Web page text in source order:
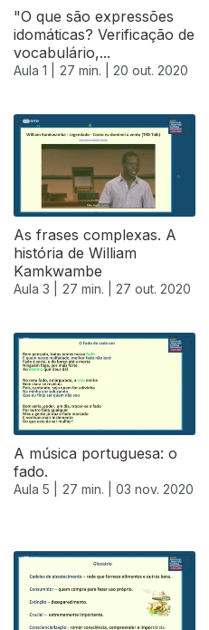
"O que são expressões
idomáticas? Verificação de
vocabulário,...
Aula 1 | 27 min. | 20 out. 2020
As frases complexas. A
história de William
Kamkwambe
Aula 3 | 27 min. | 27 out. 2020
A música portuguesa: o
fado.
Aula 5 | 27 min. | 03 nov. 2020